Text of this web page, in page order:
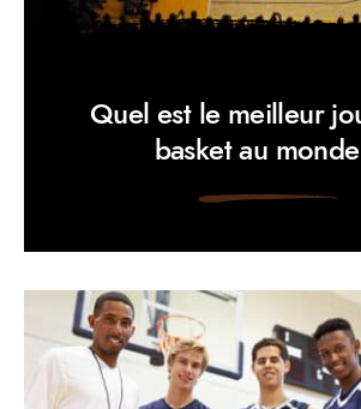
Quel est le meilleur
basket au